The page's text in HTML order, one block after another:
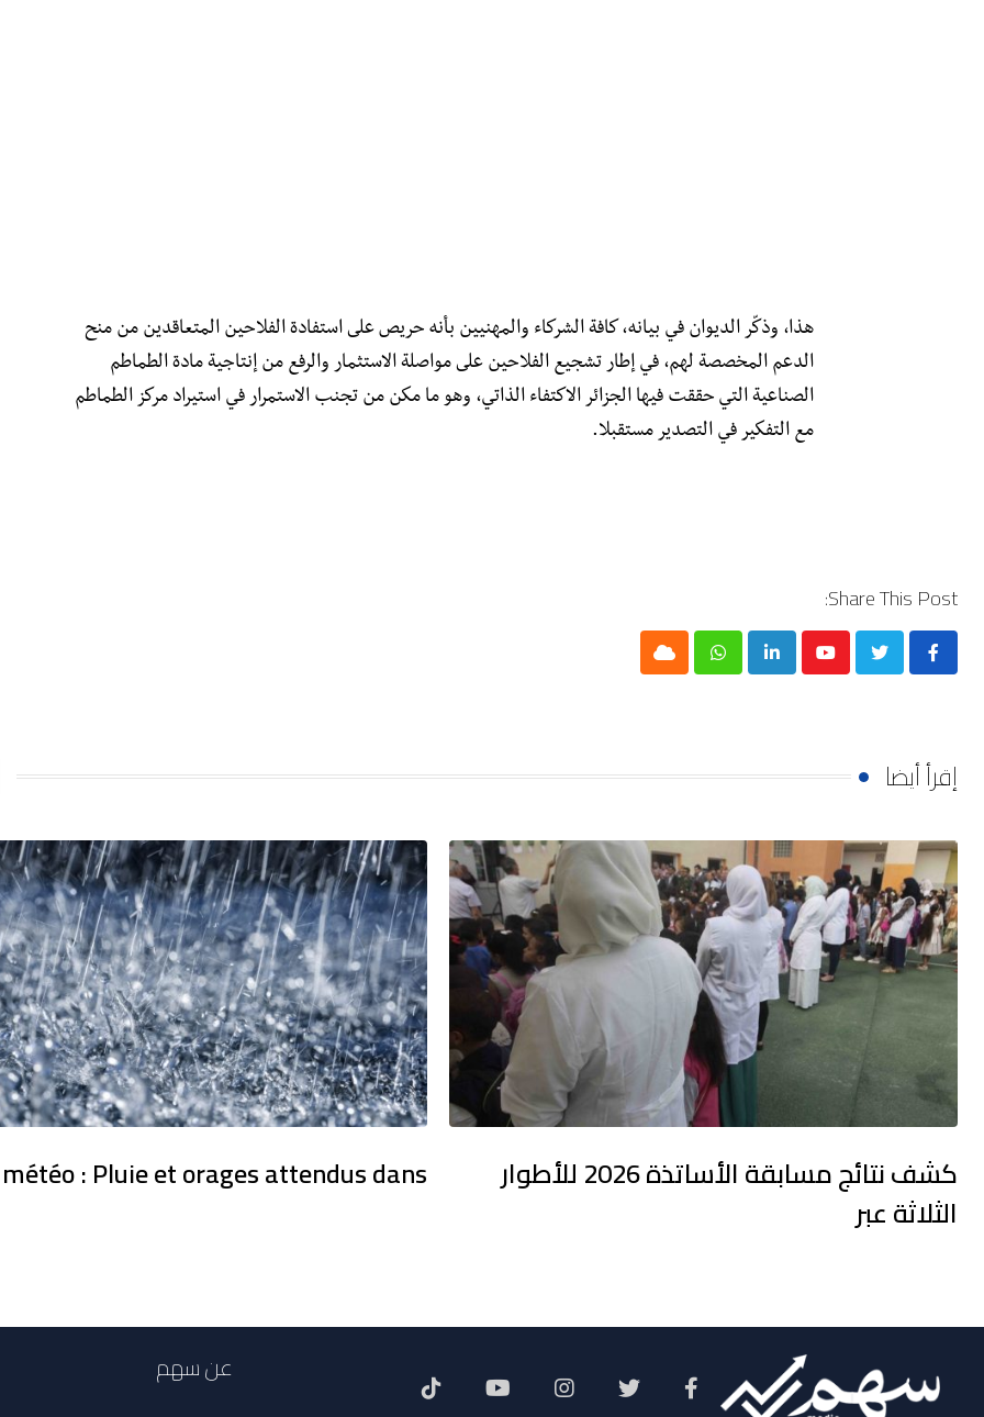
هذا، وذكّر الديوان في بيانه، كافة الشركاء والمهنيين بأنه حريص على استفادة الفلاحين المتعاقدين من منح
الدعم المخصصة لهم، في إطار تشجيع الفلاحين على مواصلة الاستثمار والرفع من إنتاجية مادة الطماطم
الصناعية التي حققت فيها الجزائر الاكتفاء الذاتي، وهو ما مكن من تجنب الاستمرار في استيراد مركز الطماطم
مع التفكير في التصدير مستقبلا.
Share This Post:
Youtube
LinkedIn
Whatsapp
Cloud
إقرأ أيضا
كشف نتائج مسابقة الأساتذة 2026 للأطوار
الثلاثة عبر
: Pluie et orages attendus dans
عن سهم